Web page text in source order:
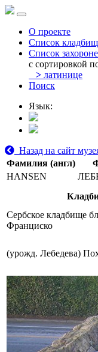
О проекте
Список кладбищ
Список
с сортировкой
> латинице
Поиск
Язык:
Назад на сайт
Фамилия (англ)
HANSEN
Сербское кладбище
Франциско
(урожд. Лебедева)